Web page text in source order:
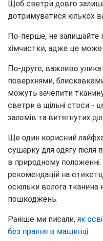
Щоб светри довго
дотримуватися кількох
По-перше, не залишайте
хімчистки, адже це
По-друге, важливо
поверхнями,
можуть зачепити
светри в щільні стоси -
заломів та витягнутих
Ще один корисний
сушарку для одягу після
в природному
рекомендацій на
оскільки волога тканина
пошкоджень.
Раніше ми писали, як
без прання в машинці.